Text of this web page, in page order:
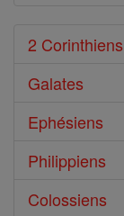
2 Corinthiens
Galates
Ephésiens
Philippiens
Colossiens